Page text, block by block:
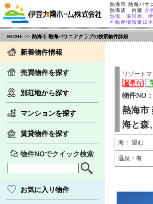
熱海市 熱海パサ
熱海店 内藤 が
熱海、湯河原、
不動産情報量日
HOME >> 熱海市 熱海パサニアクラブの検索物件詳細
新着物件情報
売買物件を探す
別荘地から探す
マンションを探す
賃貸物件を探す
物件NOでクイック検索
お気に入り物件
リゾート
物件NO：
熱海市
海と森
海： 望む
温泉：有